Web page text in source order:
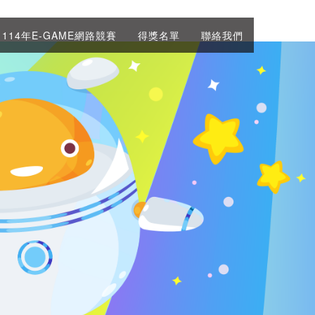
114年E-GAME網路競賽 得獎名單 聯絡我們